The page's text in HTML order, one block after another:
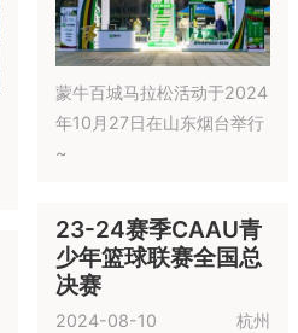
蒙牛百城马拉松活动于2024
年10月27日在山东烟台举行
~
23-24赛季CAAU青
少年篮球联赛全国总
决赛
2024-08-10 杭州